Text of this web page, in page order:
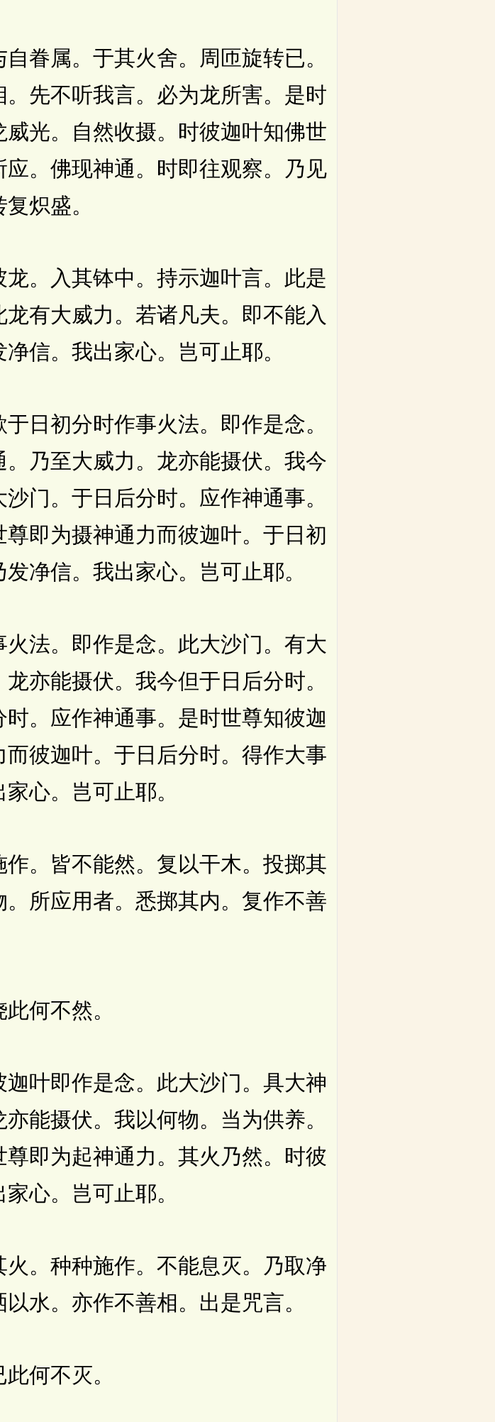
属。于其火舍。周匝旋转已。
先不听我言。必为龙所害。是时
光。自然收摄。时彼迦叶知佛世
。佛现神通。时即往观察。乃见
炽盛。
。入其钵中。持示迦叶言。此是
有大威力。若诸凡夫。即不能入
信。我出家心。岂可止耶。
初分时作事火法。即作是念。
乃至大威力。龙亦能摄伏。我今
门。于日后分时。应作神通事。
即为摄神通力而彼迦叶。于日初
净信。我出家心。岂可止耶。
法。即作是念。此大沙门。有大
亦能摄伏。我今但于日后分时。
。应作神通事。是时世尊知彼迦
彼迦叶。于日后分时。得作大事
心。岂可止耶。
。皆不能然。复以干木。投掷其
所应用者。悉掷其内。复作不善
何不然。
叶即作是念。此大沙门。具大神
能摄伏。我以何物。当为供养。
即为起神通力。其火乃然。时彼
心。岂可止耶。
。种种施作。不能息灭。乃取净
水。亦作不善相。出是咒言。
何不灭。